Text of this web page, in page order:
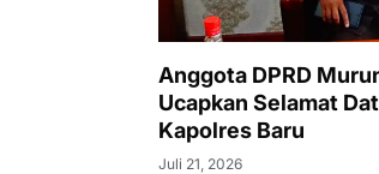
Anggota DPRD
Ucapkan Selamat
Kapolres Baru
Juli 21, 2026